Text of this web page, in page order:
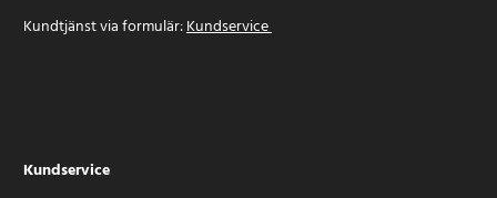
Kundtjänst via formulär:Kundservice
Kundservice